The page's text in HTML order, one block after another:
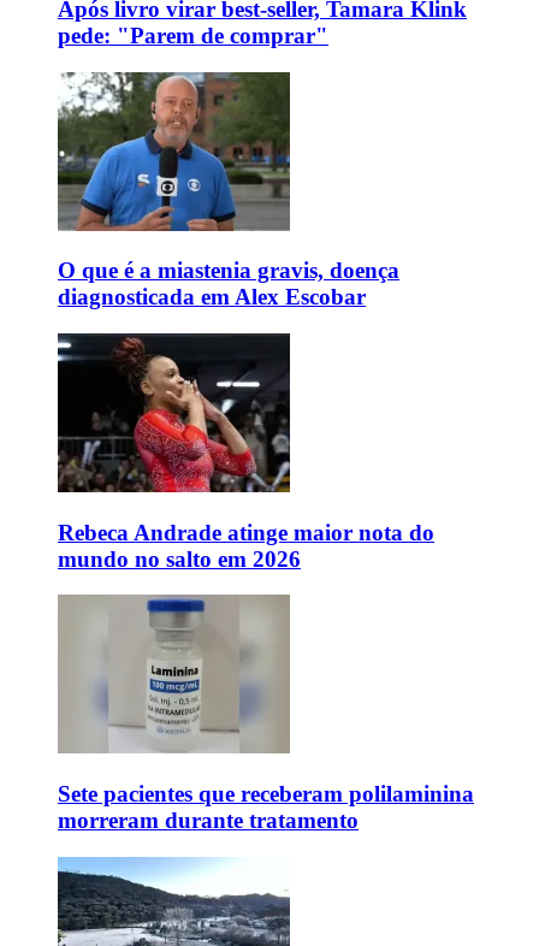
Após livro virar best-seller, Tamara Klink
pede: "Parem de comprar"
O que é a miastenia gravis, doença
diagnosticada em Alex Escobar
Rebeca Andrade atinge maior nota do
mundo no salto em 2026
Sete pacientes que receberam polilaminina
morreram durante tratamento